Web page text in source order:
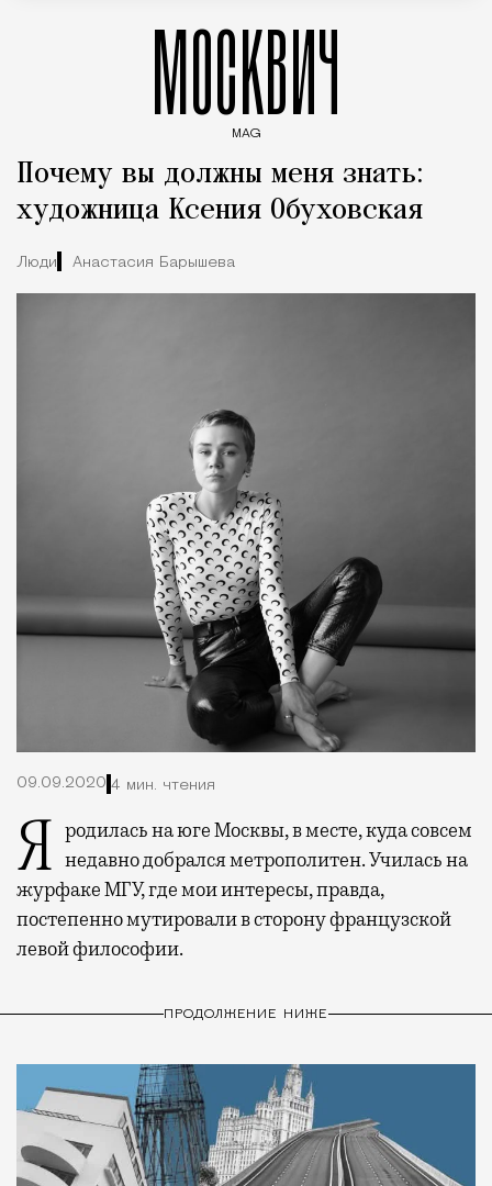
МОСКВИЧ
MAG
Почему вы должны меня знать:
художница Ксения Обуховская
Люди Анастасия Барышева
09.09.2020 4 мин. чтения
Я родилась на юге Москвы, в месте, куда совсем недавно добрался метрополитен. Училась на
журфаке МГУ, где мои интересы, правда,
постепенно мутировали в сторону французской
левой философии.
ПРОДОЛЖЕНИЕ НИЖЕ